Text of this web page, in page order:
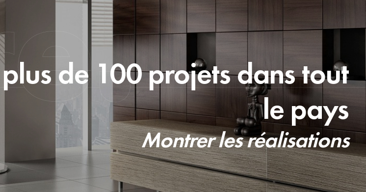
plus de 100 projets dans tout
le pays
Montrer les réalisations